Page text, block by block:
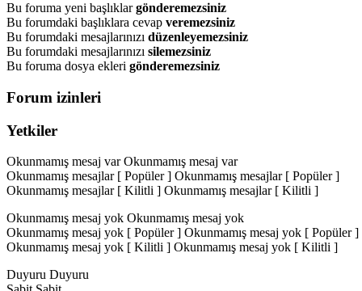
Bu foruma yeni başlıklargönderemezsiniz
Bu forumdaki başlıklara cevap veremezsiniz
Bu forumdaki mesajlarınızı düzenleyemezsiniz
Bu forumdaki mesajlarınızı silemezsiniz
Bu foruma dosya ekleri gönderemezsiniz
Forum izinleri
Yetkiler
Okunmamış mesaj varOkunmamış mesaj var
Okunmamış mesajlar [ Popüler ] Okunmamış mesajlar [ Popüler ]
Okunmamış mesajlar [ Kilitli ] Okunmamış mesajlar [ Kilitli ]
Okunmamış mesaj yok Okunmamış mesaj yok
Okunmamış mesaj yok [ Popüler ] Okunmamış mesaj yok [ Popüler ]
Okunmamış mesaj yok [ Kilitli ] Okunmamış mesaj yok [ Kilitli ]
Duyuru Duyuru